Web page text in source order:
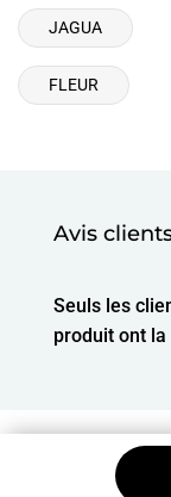
JAGUA
FLEUR
Avis
Seuls les
produit ont